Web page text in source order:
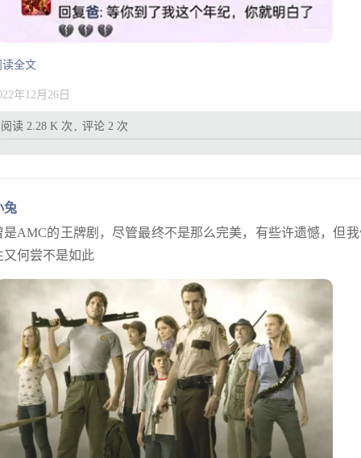
读全文
年12月26日
阅读 2.28 K 次 评论 2 次
兔
是AMC的王牌剧，尽管最终不是那么完美，有些许遗憾，但
又何尝不是如此